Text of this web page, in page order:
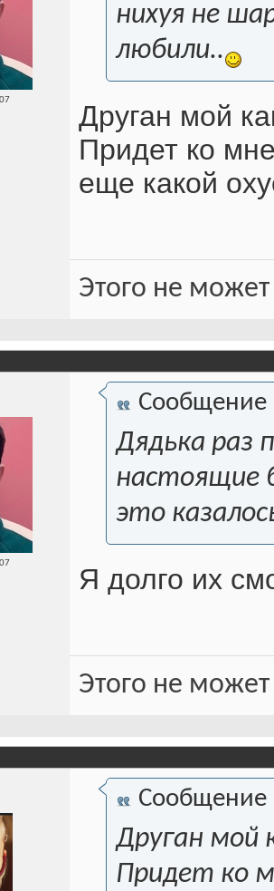
нихуя не
любили..
Друган мой
Придет ко
еще какой
Этого не
Сообщение
Дядька раз
настоящие
это
Я долго их
Этого не
Сообщение
Друган мой
Придет ко